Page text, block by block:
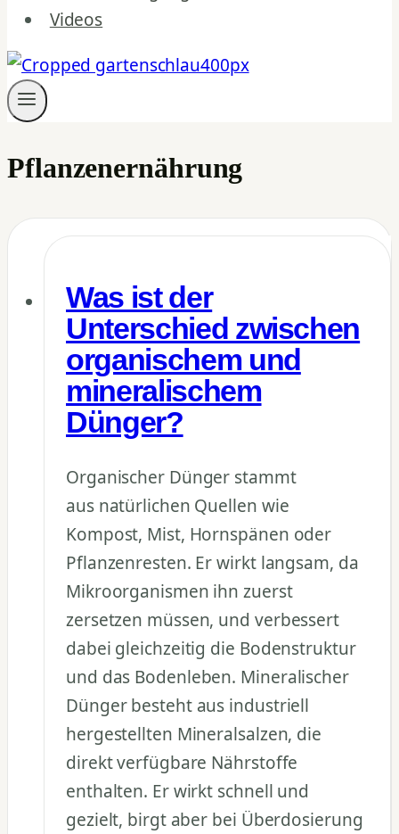
Videos
Pflanzenernährung
Was ist der
Unterschied zwischen
organischem und
mineralischem
Dünger?
Organischer Dünger stammt
aus natürlichen Quellen wie
Kompost, Mist, Hornspänen oder
Pflanzenresten. Er wirkt langsam, da
Mikroorganismen ihn zuerst
zersetzen müssen, und verbessert
dabei gleichzeitig die Bodenstruktur
und das Bodenleben. Mineralischer
Dünger besteht aus industriell
hergestellten Mineralsalzen, die
direkt verfügbare Nährstoffe
enthalten. Er wirkt schnell und
gezielt, birgt aber bei Überdosierung